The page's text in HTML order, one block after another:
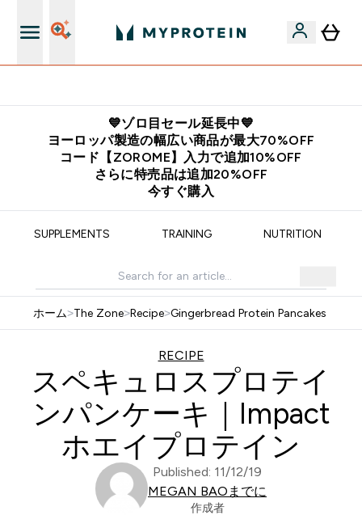
💙ゾロ目セール延長中💙
ヨーロッパ製造の幅広い商品が最大70%OFF
コード【ZOROME】入力で追加10%OFF
さらに特売品は追加20%OFF
今すぐ購入
SUPPLEMENTS TRAINING NUTRITION
ホーム>The Zone>Recipe>Gingerbread Protein Pancakes
RECIPE
スペキュロスプロテイ
ンパンケーキ｜Impact
ホエイプロテイン
Published: 11/12/19
MEGAN BAOまでに
作成者